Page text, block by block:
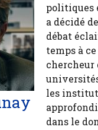
politiques
a décidé
débat
temps à
chercheur
les
dans le